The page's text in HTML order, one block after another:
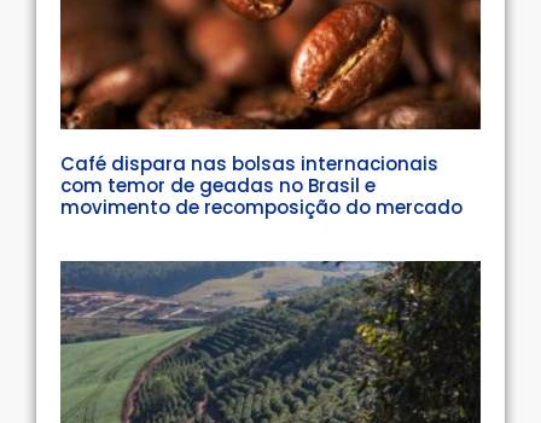
Café dispara nas bolsas internacionais
com temor de geadas no Brasil e
movimento de recomposição do mercado